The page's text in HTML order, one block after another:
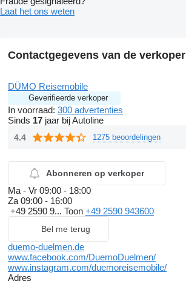
Laat het ons weten
Contactgegevens van de verkoper
DÜMO Reisemobile
Geverifieerde verkoper
In voorraad: 300 advertenties
Sinds 17 jaar bij Autoline
4.4 1275 beoordelingen
Abonneren op verkoper
Ma - Vr 09:00 - 18:00
Za 09:00 - 16:00
+49 2590 9... Toon +49 2590 943600
Bel me terug
duemo-duelmen.de
www.facebook.com/DuemoDuelmen/
www.instagram.com/duemoreisemobile/
Adres